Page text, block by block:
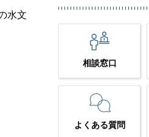
水文
相談窓口
よくある質問